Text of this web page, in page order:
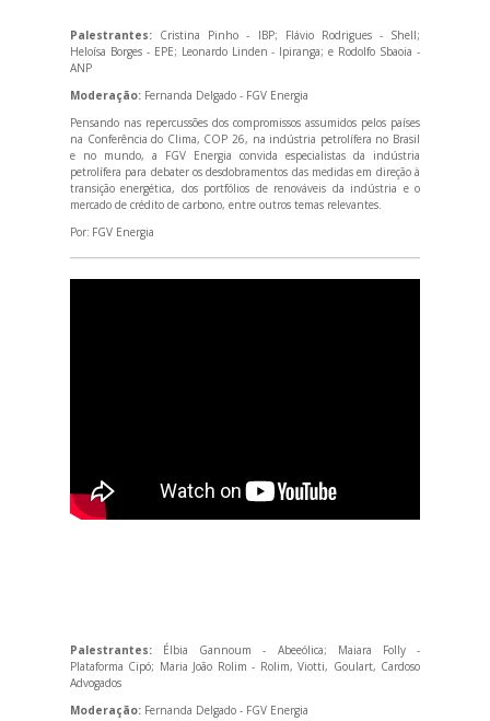
Palestrantes: Cristina Pinho - IBP; Flávio Rodrigues - Shell;
Heloísa Borges - EPE; Leonardo Linden - Ipiranga; e Rodolfo Sbaoia -
ANP
Moderação: Fernanda Delgado - FGV Energia
Pensando nas repercussões dos compromissos assumidos pelos países
na Conferência do Clima, COP 26, na indústria petrolífera no Brasil
e no mundo, a FGV Energia convida especialistas da indústria
petrolífera para debater os desdobramentos das medidas em direção à
transição energética, dos portfólios de renováveis da indústria e o
mercado de crédito de carbono, entre outros temas relevantes.
Por: FGV Energia
Palestrantes: Élbia Gannoum - Abeeólica; Maiara Folly -
Plataforma Cipó; Maria João Rolim - Rolim, Viotti, Goulart, Cardoso
Advogados
Moderação: Fernanda Delgado - FGV Energia